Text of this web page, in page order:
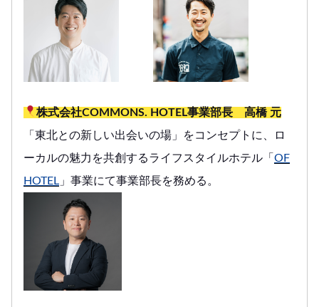
株式会社COMMONS. HOTEL事業部長 高橋 元
「東北との新しい出会いの場」をコンセプトに、ロ
ーカルの魅力を共創するライフスタイルホテル「 OF
HOTEL 」事業にて事業部長を務める。